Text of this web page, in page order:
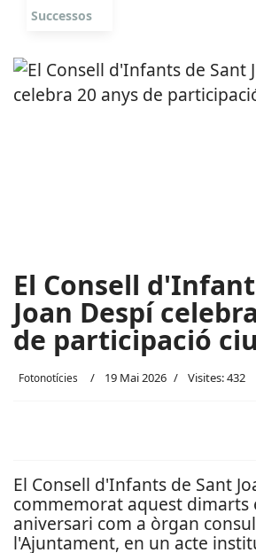
Successos
El Consell
Joan Despí
de participació
Fotonotícies 19 Mai 2026 Visites: 432
El Consell d'Infants de Sant
commemorat aquest dimarts
aniversari com a òrgan
l'Ajuntament, en un acte